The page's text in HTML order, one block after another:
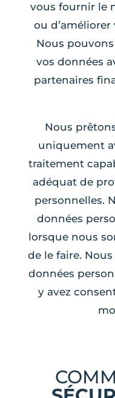
vous fournir le
ou
Nous
vos données
partenaires
Nous
uniquement
traitement
adéquat de
personnelles.
données
lorsque nous
de le faire.
données
y avez